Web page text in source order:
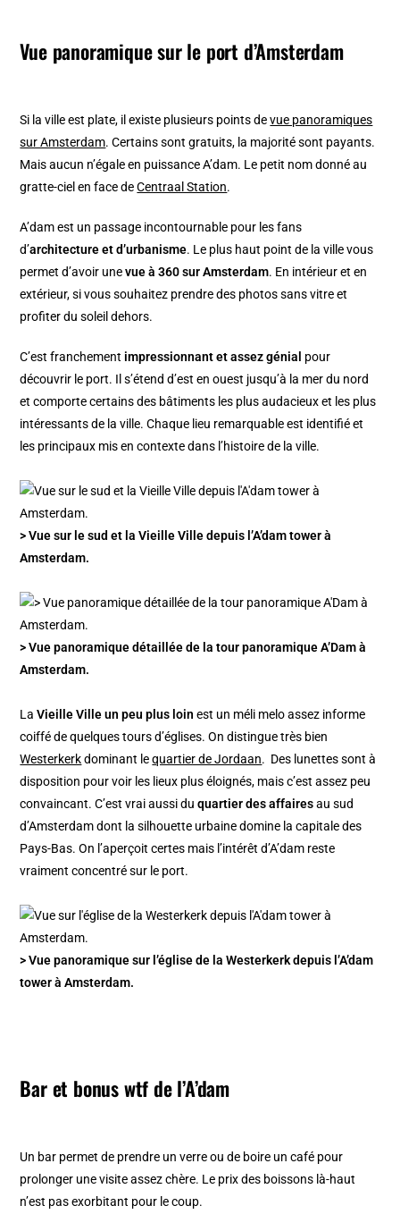
Vue panoramique sur le port d’Amsterdam
Si la ville est plate, il existe plusieurs points devue panoramiques
sur Amsterdam. Certains sont gratuits, la majorité sont payants.
Mais aucun n’égale en puissance A’dam. Le petit nom donné au
gratte-ciel en face deCentraal Station.
A’dam est un passage incontournable pour les fans
d’architecture et d’urbanisme. Le plus haut point de la ville vous
permet d’avoir unevue à 360 sur Amsterdam. En intérieur et en
extérieur, si vous souhaitez prendre des photos sans vitre et
profiter du soleil dehors.
C’est franchement impressionnant et assez génial pour
découvrir le port. Il s’étend d’est en ouest jusqu’à la mer du nord
et comporte certains des bâtiments les plus audacieux et les plus
intéressants de la ville. Chaque lieu remarquable est identifié et
les principaux mis en contexte dans l’histoire de la ville.
> Vue sur le sud et la Vieille Ville depuis l’A’dam tower à
Amsterdam.
> Vue panoramique détaillée de la tour panoramique A’Dam à
Amsterdam.
LaVieille Ville un peu plus loin est un méli melo assez informe
coiffé de quelques tours d’églises. On distingue très bien
Westerkerkdominant lequartier de Jordaan. Des lunettes sont à
disposition pour voir les lieux plus éloignés, mais c’est assez peu
convaincant. C’est vrai aussi duquartier des affairesau sud
d’Amsterdam dont la silhouette urbaine domine la capitale des
Pays-Bas. On l’aperçoit certes mais l’intérêt d’A’dam reste
vraiment concentré sur le port.
> Vue panoramique sur l’église de la Westerkerk depuis l’A’dam
tower à Amsterdam.
Bar et bonus wtf de l’A’dam
Un bar permet de prendre un verre ou de boire un café pour
prolonger une visite assez chère. Le prix des boissons là-haut
n’est pas exorbitant pour le coup.